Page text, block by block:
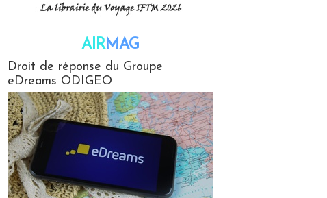
AIRMAG
Droit de réponse du Groupe
eDreams ODIGEO